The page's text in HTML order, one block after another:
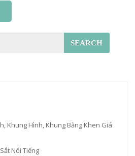
Khung Hình, Khung Bằng Khen Giá
Nổi Tiếng